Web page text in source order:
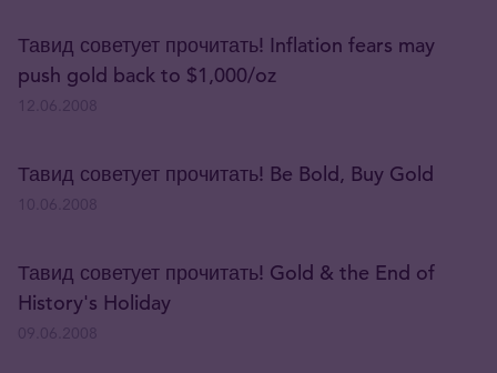
Тавид советует прочитать! Inflation fears may
push gold back to $1,000/oz
Тавид советует прочитать! Be Bold, Buy Gold
Тавид советует прочитать! Gold & the End of
History's Holiday